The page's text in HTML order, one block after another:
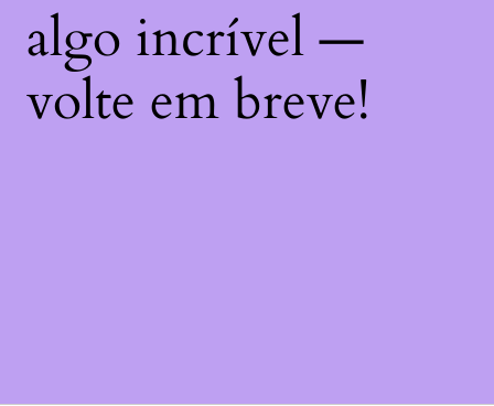
algo incrível —
volte em breve!